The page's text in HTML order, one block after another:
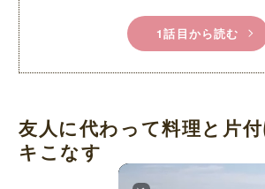
1話目から読む
友人に代わって料理と片
キこなす